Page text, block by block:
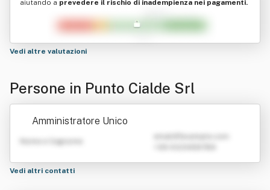
aiutando a prevedere il rischio di inadempienza nei pagamenti.
Vedi altre valutazioni
Persone in Punto Cialde Srl
Amministratore Unico
Nome e Cognome
Vedi altri contatti